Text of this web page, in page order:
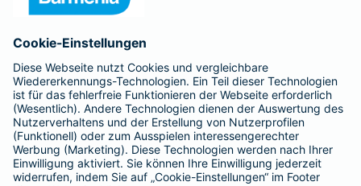
Barmenia ist Teil der BarmeniaGothaer
BELIEBTE SEITEN
Kranken-Zusatzversicherung
Tierversicherungen
Haftpflichtversicherung
Hausratversicherung